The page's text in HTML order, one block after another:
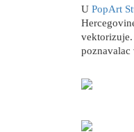
U PopArt
poznavalac